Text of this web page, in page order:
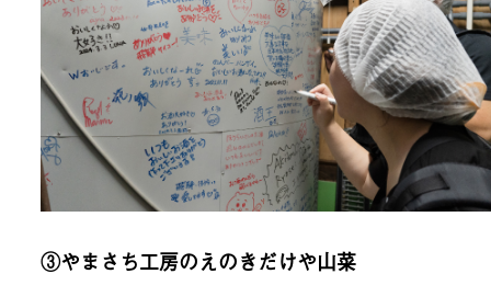
③やまさち工房のえのきだけや山菜